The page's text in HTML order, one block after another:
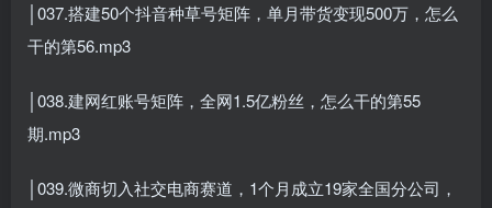
│037.搭建50个抖音种草号矩阵，单月带货变现500万，怎么
干的第56.mp3
│038.建网红账号矩阵，全网1.5亿粉丝，怎么干的第55
期.mp3
│039.微商切入社交电商赛道，1个月成立19家全国分公司，